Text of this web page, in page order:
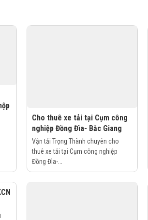
Cho thuê xe tải tại Cụm công
nghiệp Đồng Đìa- Bắc Giang
Vận tải Trọng Thành chuyên cho
thuê xe tải tại Cụm công nghiệp
Đồng Đìa-...